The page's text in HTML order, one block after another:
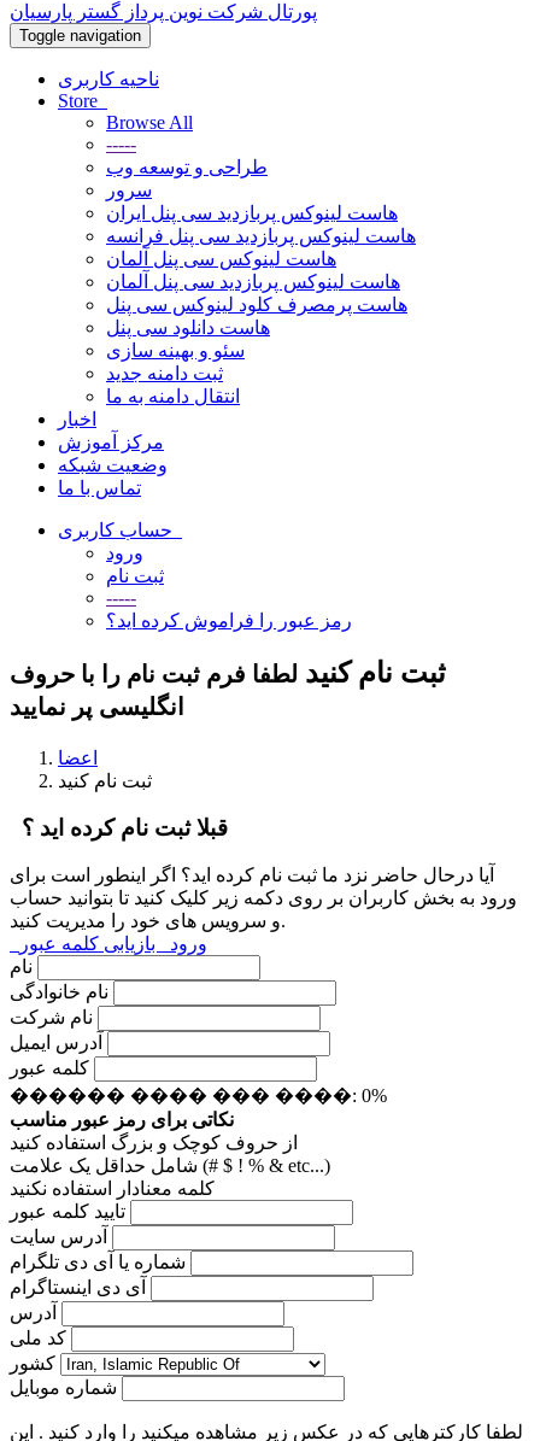
پورتال شرکت نوین پرداز گستر پارسیان
Toggle navigation
ناحیه کاربری
Store
Browse All
-----
طراحی و توسعه وب
سرور
هاست لینوکس پربازدید سی پنل ایران
هاست لینوکس پربازدید سی پنل فرانسه
هاست لینوکس سی پنل آلمان
هاست لینوکس پربازدید سی پنل آلمان
هاست پرمصرف کلود لینوکس سی پنل
هاست دانلود سی پنل
سئو و بهینه سازی
ثبت دامنه جدید
انتقال دامنه به ما
اخبار
مرکز آموزش
وضعیت شبکه
تماس با ما
ورود
ثبت نام
-----
رمز عبور را فراموش کرده اید؟
ثبت نام کنید لطفا فرم ثبت نام را با حروف
انگلیسی پر نمایید
اعضا
ثبت نام کنید
قبلا ثبت نام کرده اید ؟
آیا درحال حاضر نزد ما ثبت نام کرده اید؟ اگر اینطور است برای
ورود به بخش کاربران بر روی دکمه زیر کلیک کنید تا بتوانید حساب
و سرویس های خود را مدیریت کنید.
ورود
بازیابی کلمه عبور
نام
نام خانوادگی
نام شرکت
آدرس ایمیل
کلمه عبور
������ ���� ��� ����: 0%
نکاتی برای رمز عبور مناسب
از حروف کوچک و بزرگ استفاده کنید
شامل حداقل یک علامت (# $ ! % & etc...)
کلمه معنادار استفاده نکنید
تایید کلمه عبور
آدرس سایت
شماره یا آی دی تلگرام
آی دی اینستاگرام
آدرس
کد ملی
کشور
شماره موبایل
لطفا کارکترهایی که در عکس زیر مشاهده میکنید را وارد کنید . این